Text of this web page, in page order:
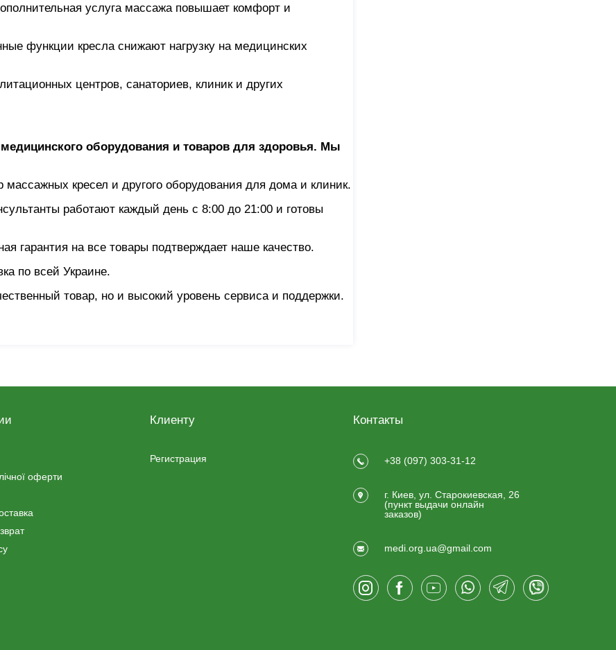
услуга массажа повышает комфорт и
функции кресла снижают нагрузку на медицинских
центров, санаториев, клиник и других
оборудования и товаров для здоровья. Мы
кресел и другого оборудования для дома и клиник.
работают каждый день с 8:00 до 21:00 и готовы
гарантия на все товары подтверждает наше качество.
по всей Украине.
товар, но и высокий уровень сервиса и поддержки.
оферти
Клиенту
Регистрация
Контакты
+38 (097) 303-31-12
г. Киев, ул. Старокиевская, 26
(пункт выдачи онлайн
заказов)
medi.org.ua@gmail.com